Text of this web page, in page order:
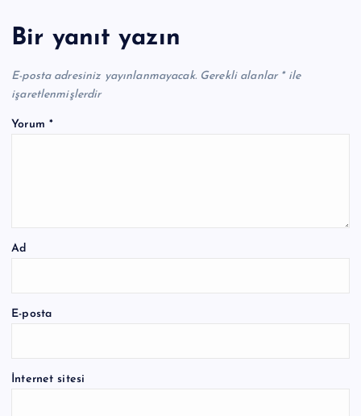
Bir yanıt yazın
E-posta adresiniz yayınlanmayacak. Gerekli alanlar *ile
işaretlenmişlerdir
Yorum *
Ad
E-posta
İnternet sitesi